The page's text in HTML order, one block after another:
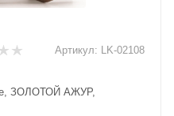
Артикул: LK-02108
ЗОЛОТОЙ АЖУР,